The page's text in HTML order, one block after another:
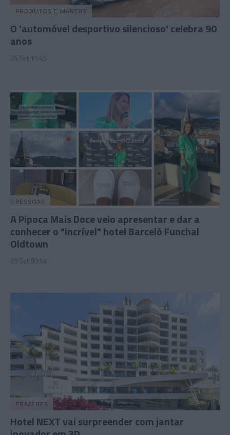
PRODUTOS E MARCAS
O 'automóvel desportivo silencioso' celebra 90
anos
26 Set 11:45
PESSOAS
A Pipoca Mais Doce veio apresentar e dar a
conhecer o "incrível" hotel Barceló Funchal
Oldtown
29 Set 09:54
PRAZERES
Hotel NEXT vai surpreender com jantar